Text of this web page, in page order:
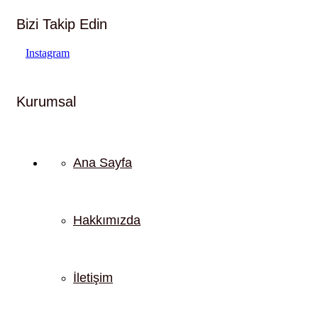
Bizi Takip Edin
Instagram
Kurumsal
Ana Sayfa
Hakkımızda
İletişim